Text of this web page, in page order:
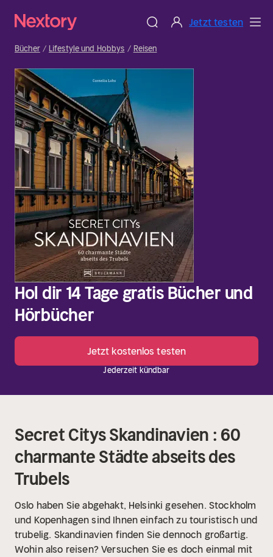
Jetzt testen
Bücher Lifestyle und Hobbys Reisen
Hol dir 14 Tage gratis Bücher und
Hörbücher
Jetzt kostenlos testen
Jederzeit kündbar
Secret Citys Skandinavien : 60
charmante Städte abseits des
Trubels
Oslo haben Sie abgehakt, Helsinki gesehen. Stockholm
und Kopenhagen sind Ihnen einfach zu touristisch und
trubelig. Skandinavien finden Sie dennoch großartig.
Wohin also reisen? Versuchen Sie es doch einmal mit